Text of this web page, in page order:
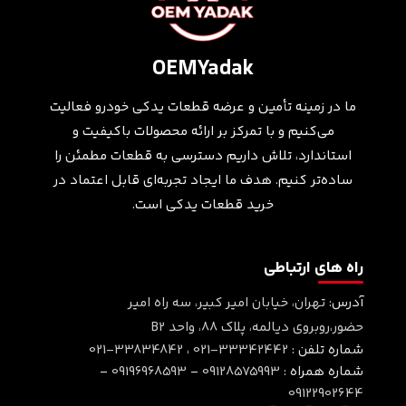
OEMYadak
ما در زمینه تأمین و عرضه قطعات یدکی خودرو فعالیت
می‌کنیم و با تمرکز بر ارائه محصولات باکیفیت و
استاندارد، تلاش داریم دسترسی به قطعات مطمئن را
ساده‌تر کنیم. هدف ما ایجاد تجربه‌ای قابل اعتماد در
خرید قطعات یدکی است.
راه های ارتباطی
آدرس:تهران، خیابان امیر کبیر، سه راه امیر
حضور،روبروی دیالمه، پلاک ۸۸، واحد B2
شماره تلفن : 021-33342442 ، 021-33834842
شماره همراه : 09128575993
-
09196968593
-
09122902644